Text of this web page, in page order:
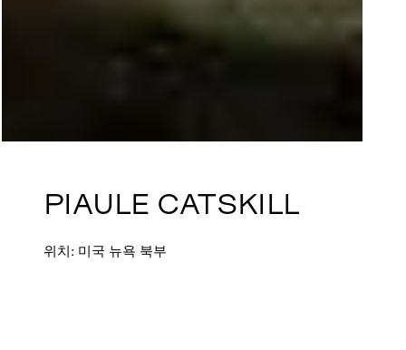
PIAULE CATSKILL
위치: 미국 뉴욕 북부